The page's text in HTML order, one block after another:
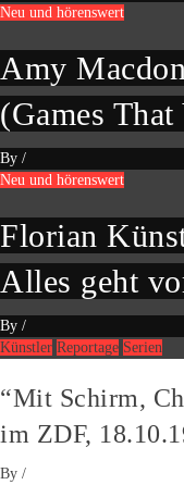
Neu und hörenswert
Amy
(Games
By /
Neu und hörenswert
Florian
Alles geht
By /
Künstler Reportage Serien
“Mit Schirm,
im ZDF,
By /